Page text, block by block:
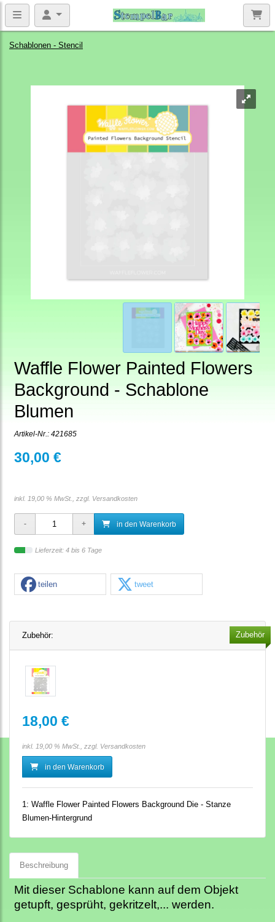
Schablonen - Stencil
Waffle Flower Painted Flowers
Background - Schablone
Blumen
Artikel-Nr.: 421685
30,00 €
inkl. 19,00 % MwSt., zzgl. Versandkosten
in den Warenkorb
Lieferzeit: 4 bis 6 Tage
teilen tweet
Zubehör: Zubehör
18,00 €
inkl. 19,00 % MwSt., zzgl. Versandkosten
in den Warenkorb
1: Waffle Flower Painted Flowers Background Die - Stanze
Blumen-Hintergrund
Beschreibung
Mit dieser Schablone kann auf dem Objekt
getupft, gesprüht, gekritzelt,... werden.